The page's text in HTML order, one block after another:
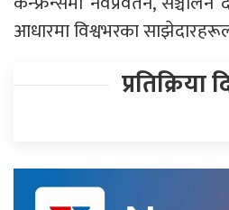
आधारमा विश्वभरका
प्रतिक्रिया